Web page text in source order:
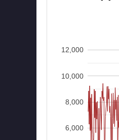
6,000
8,000
10,000
12,000